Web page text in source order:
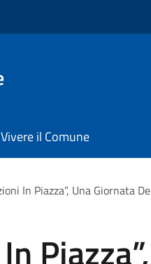
Vivere il Comune
In Piazza”, Una Giornata